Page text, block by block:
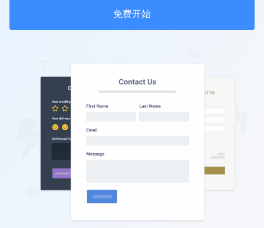
免费开始